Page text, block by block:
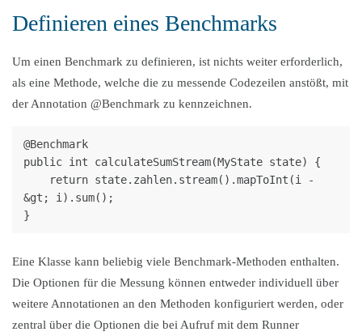
Definieren eines Benchmarks
Um einen Benchmark zu definieren, ist nichts weiter erforderlich,
als eine Methode, welche die zu messende Codezeilen anstößt, mit
der Annotation @Benchmark zu kennzeichnen.
@Benchmark
public int calculateSumStream(MyState state) {
&gt; i).sum();
Eine Klasse kann beliebig viele Benchmark-Methoden enthalten.
Die Optionen für die Messung können entweder individuell über
weitere Annotationen an den Methoden konfiguriert werden, oder
zentral über die Optionen die bei Aufruf mit dem Runner